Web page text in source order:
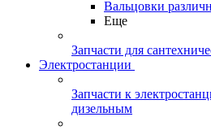
Вальцовки
Еще
Запчасти для
Электростанции
Запчасти к
дизельным